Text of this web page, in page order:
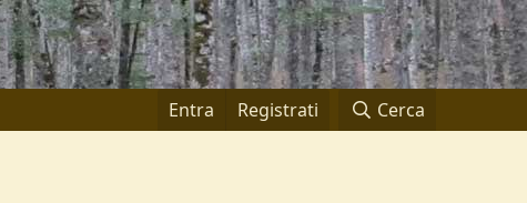
Entra Registrati Cerca